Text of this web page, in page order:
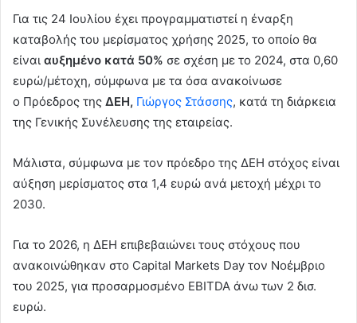
a
n
e
m
a
Για τις 24 Ιουλίου έχει προγραμματιστεί η έναρξη
καταβολής του μερίσματος χρήσης 2025, το οποίο θα
είναι αυξημένο κατά 50% σε σχέση με το 2024, στα 0,60
ευρώ/μέτοχη, σύμφωνα με τα όσα ανακοίνωσε
ο Πρόεδρος της ΔΕΗ, Γιώργος Στάσσης, κατά τη διάρκεια
της Γενικής Συνέλευσης της εταιρείας.
Μάλιστα, σύμφωνα με τον πρόεδρο της ΔΕΗ στόχος είναι
αύξηση μερίσματος στα 1,4 ευρώ ανά μετοχή μέχρι το
2030.
Για το 2026, η ΔΕΗ επιβεβαιώνει τους στόχους που
ανακοινώθηκαν στο Capital Markets Day τον Νοέμβριο
του 2025, για προσαρμοσμένο EBITDA άνω των 2 δισ.
ευρώ.